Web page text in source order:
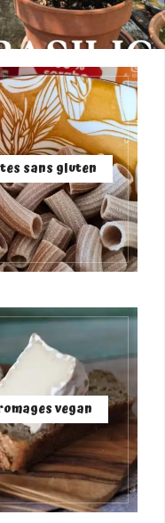
sans gluten
vegan